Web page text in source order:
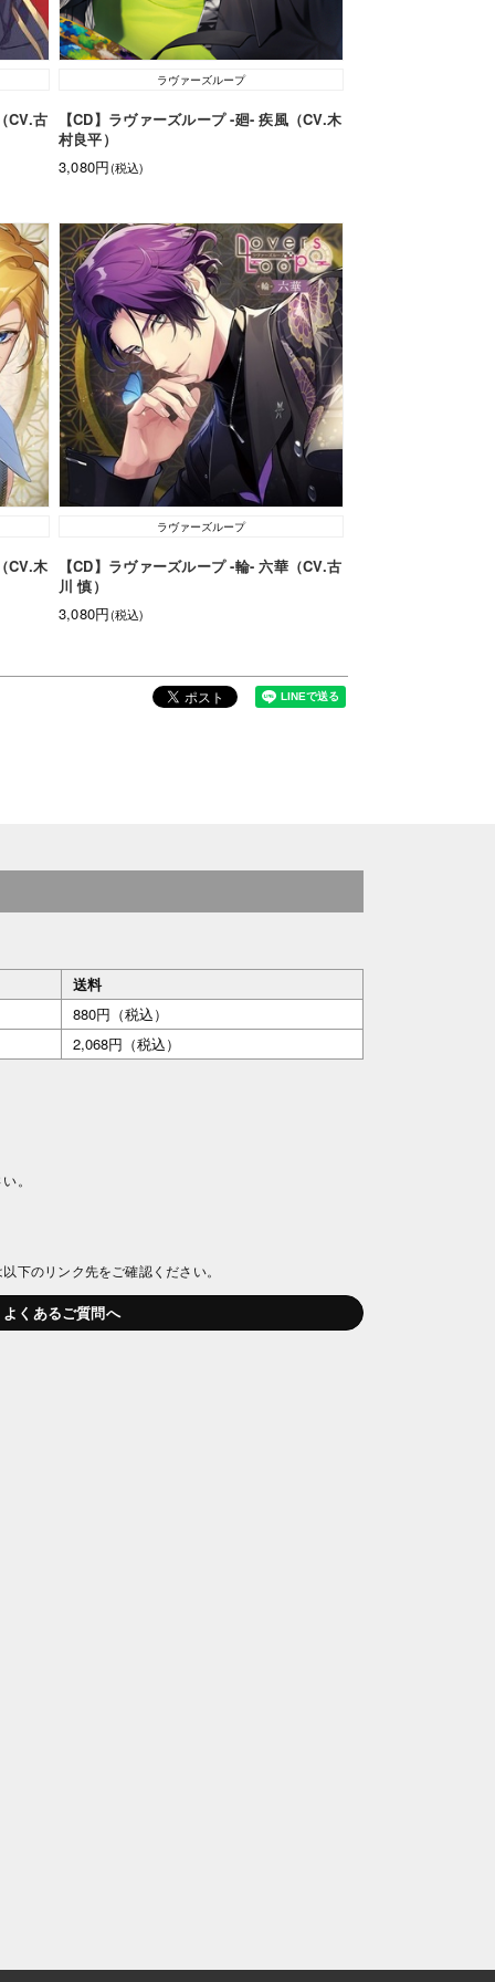
CV.古
ラヴァーズループ
【CD】ラヴァーズループ -廻- 疾風（CV.木
村良平）
3,080円(税込)
CV.木
ラヴァーズループ
【CD】ラヴァーズループ -輪- 六華（CV.古
川 慎）
3,080円(税込)
送料
880円（税込）
2,068円（税込）
。
下のリンク先をご確認ください。
よくあるご質問へ